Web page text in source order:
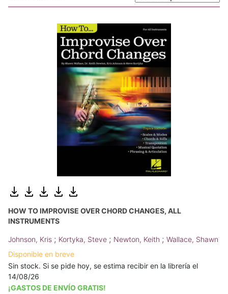
HOW TO IMPROVISE OVER CHORD CHANGES, ALL
INSTRUMENTS
Johnson, Kris ; Kortyka, Steve ; Newton, Keith ; Wallace, Shawn
Disponible en breve
Sin stock. Si se pide hoy, se estima recibir en la librería el
14/08/26
¡GASTOS DE ENVÍO GRATIS!